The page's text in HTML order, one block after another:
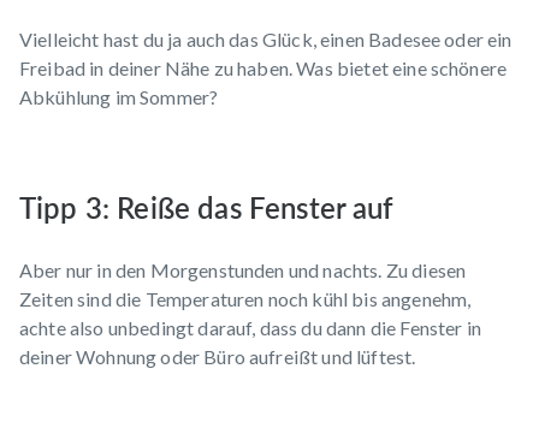
Vielleicht hast du ja auch das Glück, einen Badesee oder ein
Freibad in deiner Nähe zu haben. Was bietet eine schönere
Abkühlung im Sommer?
Tipp 3: Reiße das Fenster auf
Aber nur in den Morgenstunden und nachts. Zu diesen
Zeiten sind die Temperaturen noch kühl bis angenehm,
achte also unbedingt darauf, dass du dann die Fenster in
deiner Wohnung oder Büro aufreißt und lüftest.